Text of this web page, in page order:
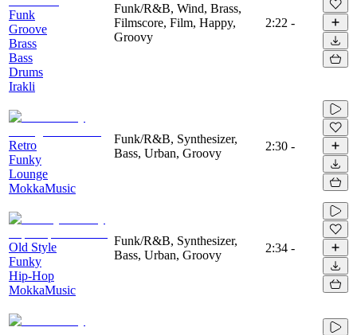
Funk
Groove
Brass
Bass
Drums
Irakli
Funk/R&B, Wind, Brass,
Filmscore, Film, Happy,
Groovy
2:22 -
Retro
Funky
Lounge
MokkaMusic
Funk/R&B, Synthesizer,
Bass, Urban, Groovy
2:30 -
Old Style
Funky
Hip-Hop
MokkaMusic
Funk/R&B, Synthesizer,
Bass, Urban, Groovy
2:34 -